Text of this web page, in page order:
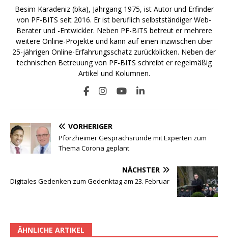
Besim Karadeniz (bka), Jahrgang 1975, ist Autor und Erfinder
von PF-BITS seit 2016. Er ist beruflich selbstständiger Web-
Berater und -Entwickler. Neben PF-BITS betreut er mehrere
weitere Online-Projekte und kann auf einen inzwischen über
25-jährigen Online-Erfahrungsschatz zurückblicken. Neben der
technischen Betreuung von PF-BITS schreibt er regelmäßig
Artikel und Kolumnen.
VORHERIGER
Pforzheimer Gesprächsrunde mit Experten zum
Thema Corona geplant
NÄCHSTER
Digitales Gedenken zum Gedenktag am 23. Februar
ÄHNLICHE ARTIKEL